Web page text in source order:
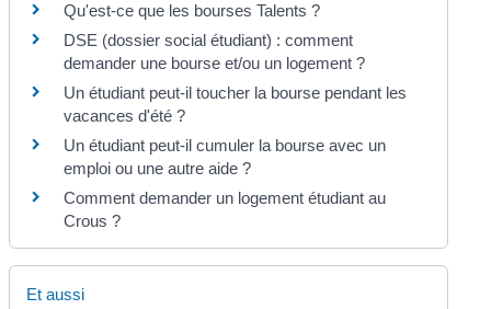
Qu'est-ce que les bourses Talents ?
DSE (dossier social étudiant) : comment
demander une bourse et/ou un logement ?
Un étudiant peut-il toucher la bourse pendant les
vacances d'été ?
Un étudiant peut-il cumuler la bourse avec un
emploi ou une autre aide ?
Comment demander un logement étudiant au
Crous ?
Et aussi